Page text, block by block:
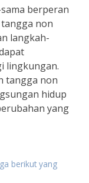
berperan
non
langkah-
lingkungan.
tangga non
hidup
yang
berikut yang